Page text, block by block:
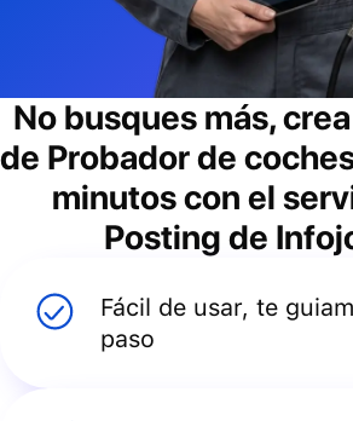
No busques más,
de Probador de
minutos con el
Posting de
Fácil de usar, te
paso